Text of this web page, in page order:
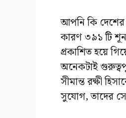
আপনি কি
কারণ ৩৯১ টি
প্রকাশিত হয়ে
অনেকটাই
সীমান্ত রক্ষী
সুযোগ, তাদের